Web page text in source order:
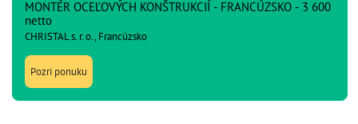
MONTÉR OCEĽOVÝCH KONŠTRUKCIÍ - FRANCÚZSKO - 3 600
netto
CHRISTAL s. r. o., Francúzsko
Pozri ponuku